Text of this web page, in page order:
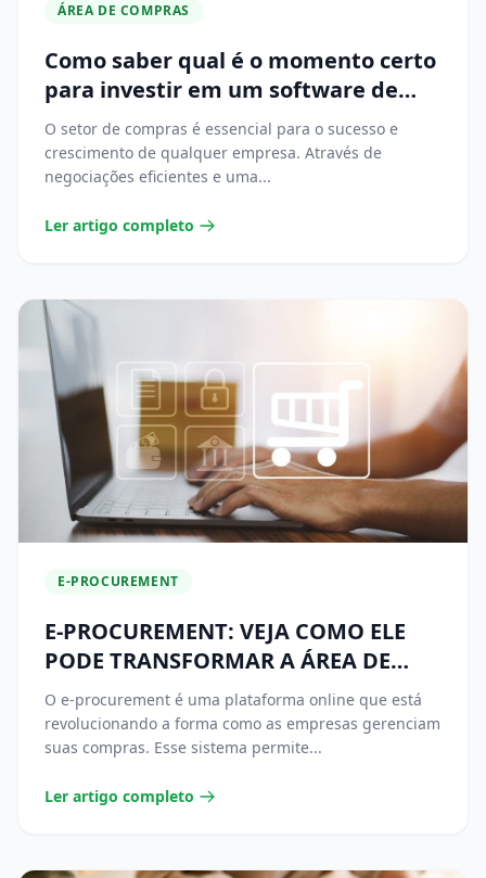
ÁREA DE COMPRAS
Como saber qual é o momento certo
para investir em um software de
compras?
O setor de compras é essencial para o sucesso e
crescimento de qualquer empresa. Através de
negociações eficientes e uma...
Ler artigo completo
E-PROCUREMENT
E-PROCUREMENT: VEJA COMO ELE
PODE TRANSFORMAR A ÁREA DE
COMPRAS
O e-procurement é uma plataforma online que está
revolucionando a forma como as empresas gerenciam
suas compras. Esse sistema permite...
Ler artigo completo